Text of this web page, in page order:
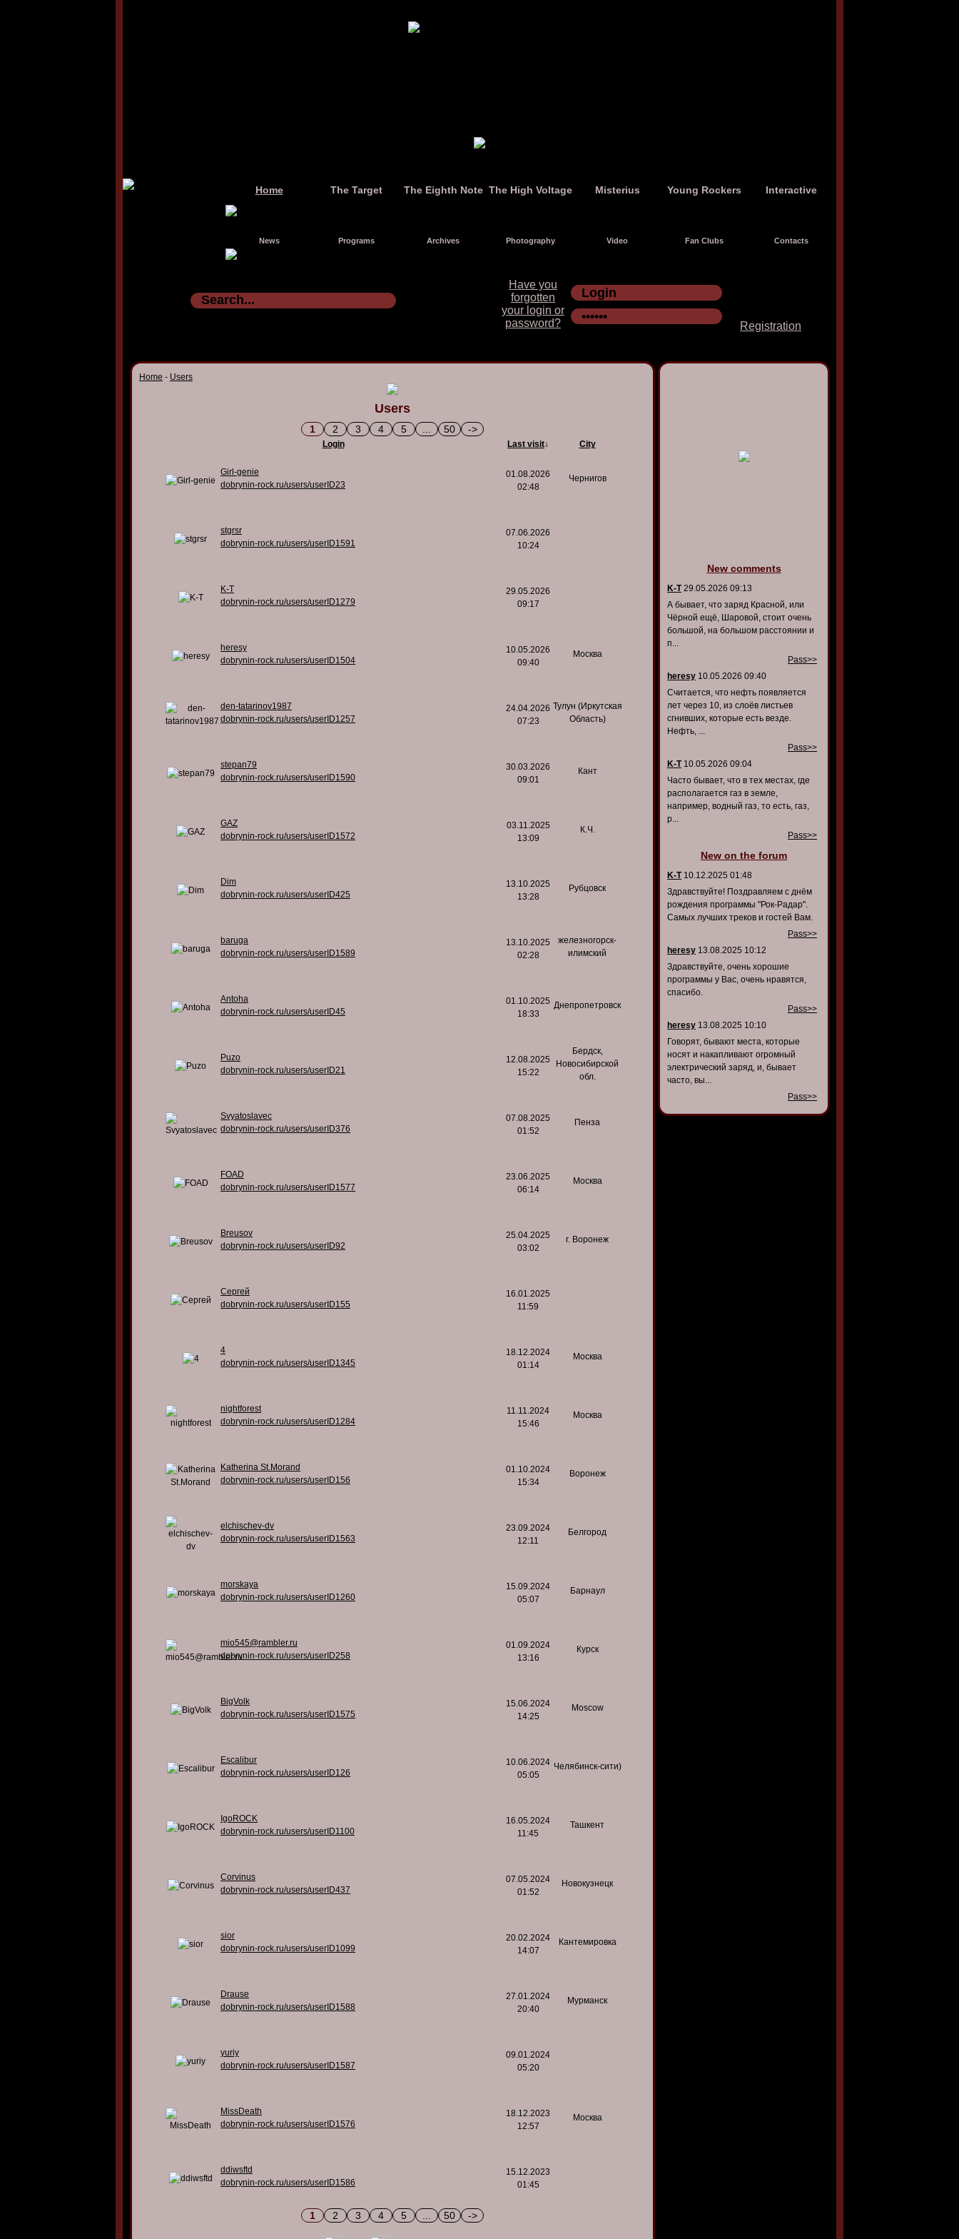
Home The Target The Eighth Note The High Voltage Misterius Young Rockers Interactive
News Programs Archives Photography Video Fan Clubs Contacts
Have you
forgotten
your login or
password?
Registration
Home - Users
Users
1 2 3 4 5 50 ->
Login Last visit↓ City
Girl-genie
dobrynin-rock.ru/users/userID23
01.08.2026
02:48
Чернигов
stgrsr
dobrynin-rock.ru/users/userID1591
07.06.2026
10:24
K-T
dobrynin-rock.ru/users/userID1279
29.05.2026
09:17
heresy
dobrynin-rock.ru/users/userID1504
10.05.2026
09:40
Москва
den-tatarinov1987
dobrynin-rock.ru/users/userID1257
24.04.2026
07:23
Тулун (Иркутская
Область)
stepan79
dobrynin-rock.ru/users/userID1590
30.03.2026
09:01
Кант
GAZ
dobrynin-rock.ru/users/userID1572
03.11.2025
13:09
К.Ч.
Dim
dobrynin-rock.ru/users/userID425
13.10.2025
13:28
Рубцовск
baruga
dobrynin-rock.ru/users/userID1589
13.10.2025
02:28
железногорск-
илимский
Antoha
dobrynin-rock.ru/users/userID45
01.10.2025
18:33
Днепропетровск
Puzo
dobrynin-rock.ru/users/userID21
12.08.2025
15:22
Бердск,
Новосибирской
обл.
Svyatoslavec
dobrynin-rock.ru/users/userID376
07.08.2025
01:52
Пенза
FOAD
dobrynin-rock.ru/users/userID1577
23.06.2025
06:14
Москва
Breusov
dobrynin-rock.ru/users/userID92
25.04.2025
03:02
г. Воронеж
Сергей
dobrynin-rock.ru/users/userID155
16.01.2025
11:59
4
dobrynin-rock.ru/users/userID1345
18.12.2024
01:14
Москва
nightforest
dobrynin-rock.ru/users/userID1284
11.11.2024
15:46
Москва
Katherina St.Morand
dobrynin-rock.ru/users/userID156
01.10.2024
15:34
Воронеж
elchischev-dv
dobrynin-rock.ru/users/userID1563
23.09.2024
12:11
Белгород
morskaya
dobrynin-rock.ru/users/userID1260
15.09.2024
05:07
Барнаул
mio545@rambler.ru
dobrynin-rock.ru/users/userID258
01.09.2024
13:16
Курск
BigVolk
dobrynin-rock.ru/users/userID1575
15.06.2024
14:25
Moscow
Escalibur
dobrynin-rock.ru/users/userID126
10.06.2024
05:05
Челябинск-сити)
IgoROCK
dobrynin-rock.ru/users/userID1100
16.05.2024
11:45
Ташкент
Corvinus
dobrynin-rock.ru/users/userID437
07.05.2024
01:52
Новокузнецк
sior
dobrynin-rock.ru/users/userID1099
20.02.2024
14:07
Кантемировка
Drause
dobrynin-rock.ru/users/userID1588
27.01.2024
20:40
Мурманск
yuriy
dobrynin-rock.ru/users/userID1587
09.01.2024
05:20
MissDeath
dobrynin-rock.ru/users/userID1576
18.12.2023
12:57
Москва
ddiwsftd
dobrynin-rock.ru/users/userID1586
15.12.2023
01:45
1 2 3 4 5 50 ->
New comments
K-T29.05.2026 09:13
А бывает, что заряд Красной, или
Чёрной ещё, Шаровой, стоит очень
большой, на большом расстоянии и
п...
Pass>>
heresy 10.05.2026 09:40
Считается, что нефть появляется
лет через 10, из слоёв листьев
сгнивших, которые есть везде.
Нефть, ...
Pass>>
K-T10.05.2026 09:04
Часто бывает, что в тех местах, где
располагается газ в земле,
например, водный газ, то есть, газ,
р...
Pass>>
New on the forum
K-T10.12.2025 01:48
Здравствуйте! Поздравляем с днём
рождения программы "Рок-Радар".
Самых лучших треков и гостей Вам.
Pass>>
heresy 13.08.2025 10:12
Здравствуйте, очень хорошие
программы у Вас, очень нравятся,
спасибо.
Pass>>
heresy 13.08.2025 10:10
Говорят, бывают места, которые
носят и накапливают огромный
электрический заряд, и, бывает
часто, вы...
Pass>>